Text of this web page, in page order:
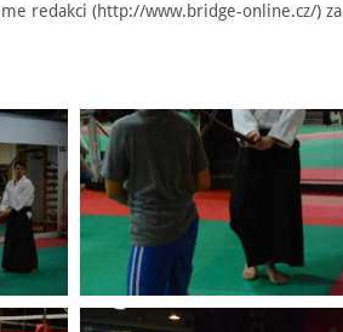
redakci (http://www.bridge-online.cz/) za